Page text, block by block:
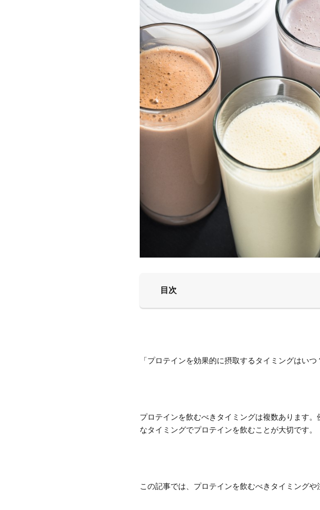
目次
「プロテインを効果的に摂取するタイミングはい
プロテインを飲むべきタイミングは複数あります
なタイミングでプロテインを飲むことが大切です。
この記事では、プロテインを飲むべきタイミング